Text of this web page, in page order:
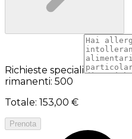
Richieste speciali
rimanenti: 500
Totale: 153,00 €
Prenota